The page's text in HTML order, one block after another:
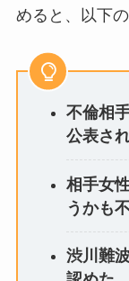
めると、以下の
不倫相
公表さ
相手女
うかも
渋川難